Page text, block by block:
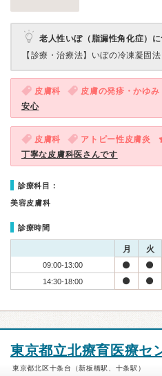
老人性いぼ（脂漏性角化症）
【診療・治療法】 いぼの冷凍凝固法
皮膚科 皮膚の発疹・かゆみ
安心
皮膚科 アトピー性皮膚炎
丁寧な皮膚科医さんです
診療科目：
美容皮膚科
診療時間
月 火
09:00-13:00
14:30-18:00
東京都立北療育医療セ
東京都北区十条台（新板橋駅、十条駅）